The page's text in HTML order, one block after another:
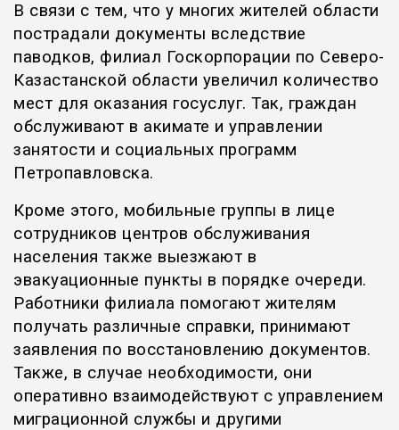
В связи с тем, что у многих жителей области
пострадали документы вследствие
паводков, филиал Госкорпорации по Северо-
Казастанской области увеличил количество
мест для оказания госуслуг. Так, граждан
обслуживают в акимате и управлении
занятости и социальных программ
Петропавловска.
Кроме этого, мобильные группы в лице
сотрудников центров обслуживания
населения также выезжают в
эвакуационные пункты в порядке очереди.
Работники филиала помогают жителям
получать различные справки, принимают
заявления по восстановлению документов.
Также, в случае необходимости, они
оперативно взаимодействуют с управлением
миграционной службы и другими